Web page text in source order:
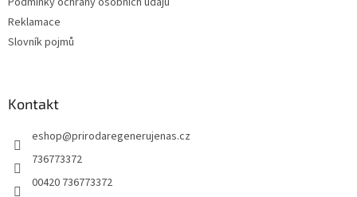
Reklamace
Slovník pojmů
Kontakt
eshop@prirodaregenerujenas.cz
736773372
00420 736773372